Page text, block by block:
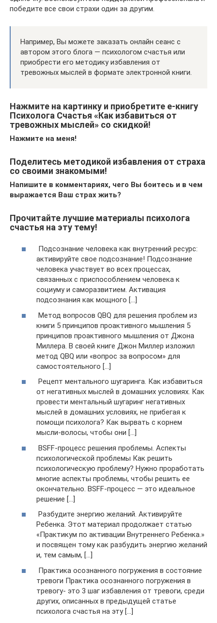
победите все свои страхи один за другим.
Например, Вы можете заказать онлайн сеанс с
автором этого блога — психологом счастья или
приобрести его методику избавления от
тревожных мыслей в формате электронной книги.
Нажмите на картинку и приобретите е-книгу
Психолога Счастья «Как избавиться от
тревожных мыслей» со скидкой!
Нажмите на меня!
Поделитесь методикой избавления от страха
со своими знакомыми!
Напишите в комментариях, чего Вы боитесь и в чем
выражается Ваш страх жить?
Прочитайте лучшие материалы психолога
счастья на эту тему!
Подсознание человека как внутренний ресурс:
активируйте свое подсознание! Подсознание
человека участвует во всех процессах,
связанных с приспособлением человека к
социуму и саморазвитием. Активация
подсознания как мощного […]
Метод вопросов QBQ для решения проблем из
книги 5 принципов проактивного мышления 5
принципов проактивного мышления от Джона
Миллера. В своей книге Джон Миллер изложил
метод QBQ или «вопрос за вопросом» для
самостоятельного […]
Рецепт ментального шугаринга. Как избавиться
от негативных мыслей в домашних условиях. Как
провести ментальный шугаринг негативных
мыслей в домашних условиях, не прибегая к
помощи психолога? Как вырвать с корнем
мысли-волосы, чтобы они […]
BSFF-процесс решения проблемы. Аспекты
психологической проблемы Как решить
психологическую проблему? Нужно проработать
многие аспекты проблемы, чтобы решить ее
окончательно. BSFF-процесс — это идеальное
решение […]
Разбудите энергию желаний. Активируйте
Ребенка. Этот материал продолжает статью
«Практикум по активации Внутреннего Ребенка.»
и посвящен тому как разбудить энергию желаний
и, тем самым, […]
Практика осознанного погружения в состояние
тревоги Практика осознанного погружения в
тревогу- это 3 шаг избавления от тревоги, среди
других, описанных в предыдущей статье
психолога счастья на эту […]